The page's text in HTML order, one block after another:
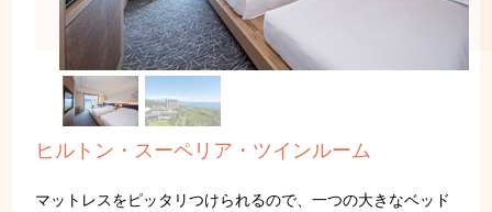
ヒルトン・スーペリア・ツインルーム
マットレスをピッタリつけられるので、一つの大きなベッド